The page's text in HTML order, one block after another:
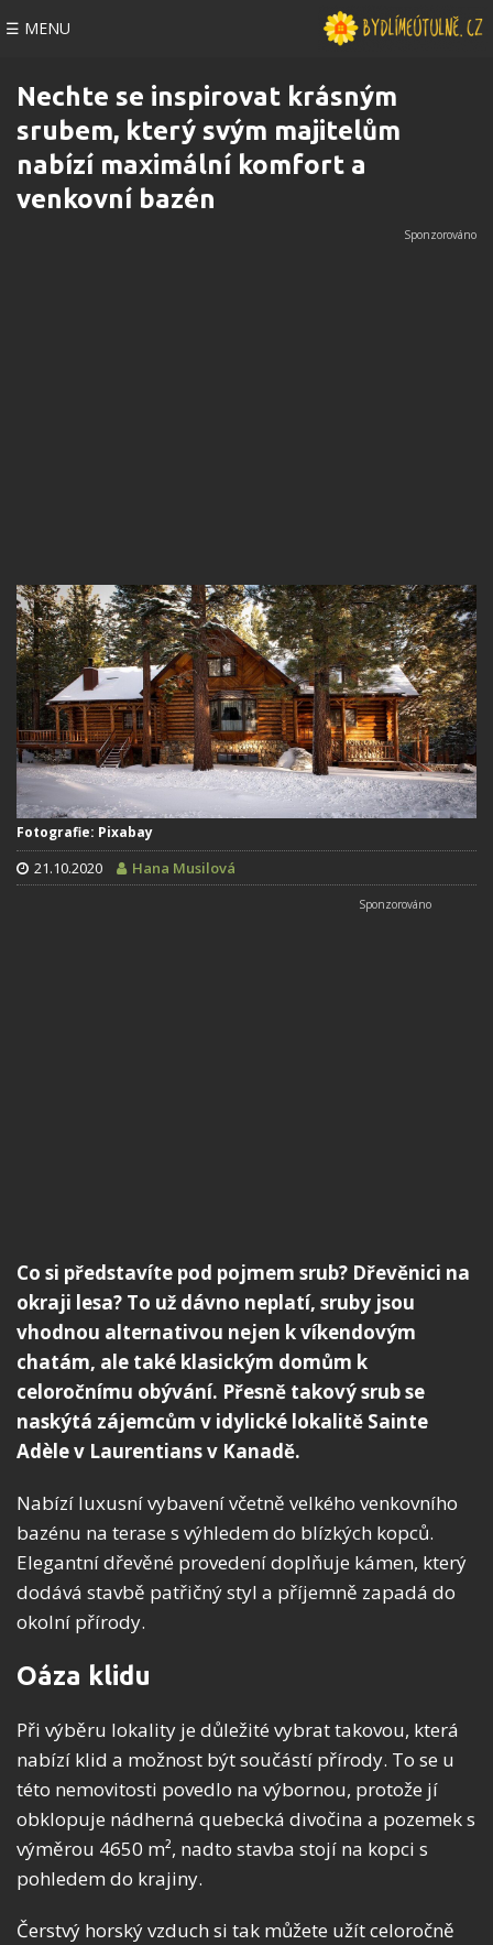
☰ MENU
Nechte se inspirovat krásným
srubem, který svým majitelům
nabízí maximální komfort a
venkovní bazén
Fotografie: Pixabay
21.10.2020 Hana Musilová
Co si představíte pod pojmem srub? Dřevěnici na
okraji lesa? To už dávno neplatí, sruby jsou
vhodnou alternativou nejen k víkendovým
chatám, ale také klasickým domům k
celoročnímu obývání. Přesně takový srub se
naskýtá zájemcům v idylické lokalitě Sainte
Adèle v Laurentians v Kanadě.
Nabízí luxusní vybavení včetně velkého venkovního
bazénu na terase s výhledem do blízkých kopců.
Elegantní dřevěné provedení doplňuje kámen, který
dodává stavbě patřičný styl a příjemně zapadá do
okolní přírody.
Oáza klidu
Při výběru lokality je důležité vybrat takovou, která
nabízí klid a možnost být součástí přírody. To se u
této nemovitosti povedlo na výbornou, protože jí
obklopuje nádherná quebecká divočina a pozemek s
výměrou 4650 m², nadto stavba stojí na kopci s
pohledem do krajiny.
Čerstvý horský vzduch si tak můžete užít celoročně